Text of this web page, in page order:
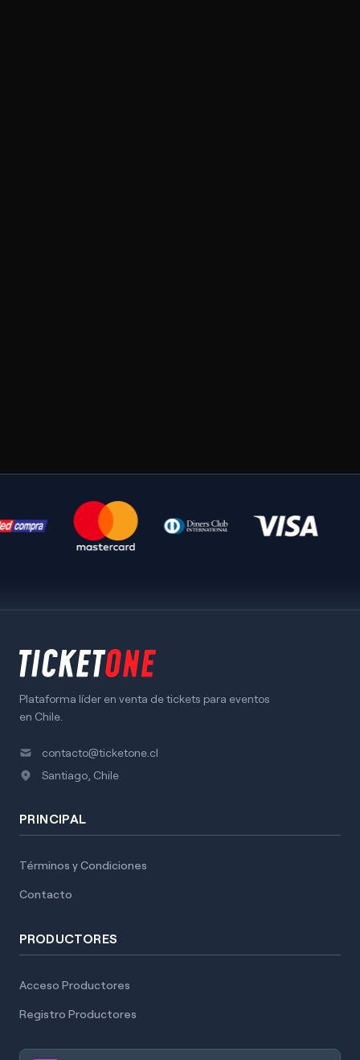
Plataforma líder en venta de tickets para eventos
en Chile.
contacto@ticketone.cl
Santiago, Chile
PRINCIPAL
Términos y Condiciones
Contacto
PRODUCTORES
Acceso Productores
Registro Productores